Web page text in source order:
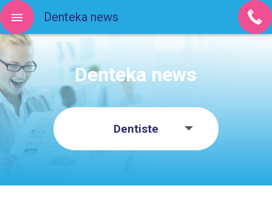
Denteka news
Dentiste
Denteka news